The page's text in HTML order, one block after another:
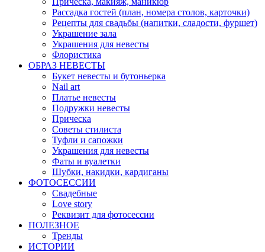
Рассадка гостей (план, номера столов, карточки)
Рецепты для свадьбы (напитки, сладости, фуршет)
Украшение зала
Украшения для невесты
Флористика
ОБРАЗ НЕВЕСТЫ
Букет невесты и бутоньерка
Nail art
Платье невесты
Подружки невесты
Прическа
Советы стилиста
Туфли и сапожки
Украшения для невесты
Фаты и вуалетки
Шубки, накидки, кардиганы
ФОТОСЕССИИ
Свадебные
Love story
Реквизит для фотосессии
ПОЛЕЗНОЕ
Тренды
ИСТОРИИ